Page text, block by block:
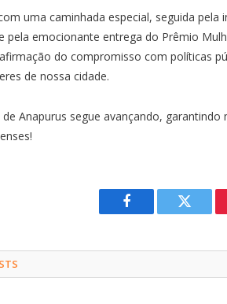
uma caminhada especial, seguida pela
pela emocionante entrega do Prêmio
do compromisso com políticas
de nossa cidade.
Anapurus segue avançando,
Facebook Twitter